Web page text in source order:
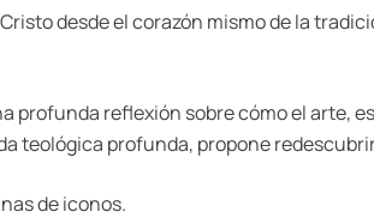
desde el corazón mismo de la
profunda reflexión sobre cómo el arte,
teológica profunda, propone
de iconos.